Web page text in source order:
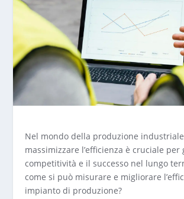
Nel mondo della produzione
massimizzare l’efficienza è cruciale
competitività e il successo nel lungo
come si può misurare e migliorare
impianto di produzione?